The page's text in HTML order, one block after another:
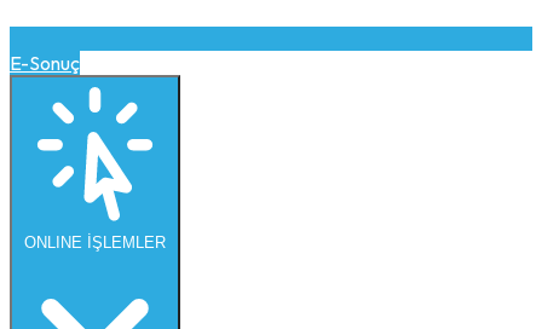
E-Sonuç
ONLINE İŞLEMLER